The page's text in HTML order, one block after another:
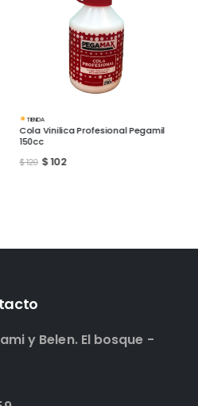
TIENDA
Cola Vinilica Profesional Pegamil
250cc
$170 $145
y Belen. El bosque -